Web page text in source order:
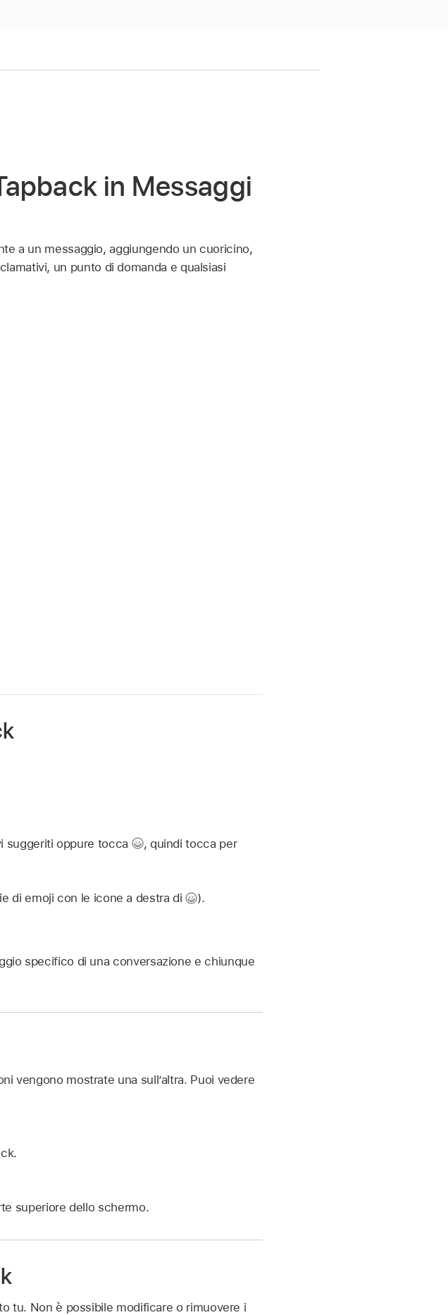
in Messaggi
a un messaggio, aggiungendo un cuoricino,
un punto di domanda e qualsiasi
suggeriti oppure tocca
, quindi tocca per
di emoji con le icone a destra di ).
specifico di una conversazione e chiunque
vengono mostrate una sull’altra. Puoi vedere
superiore dello schermo.
tu. Non è possibile modificare o rimuovere i